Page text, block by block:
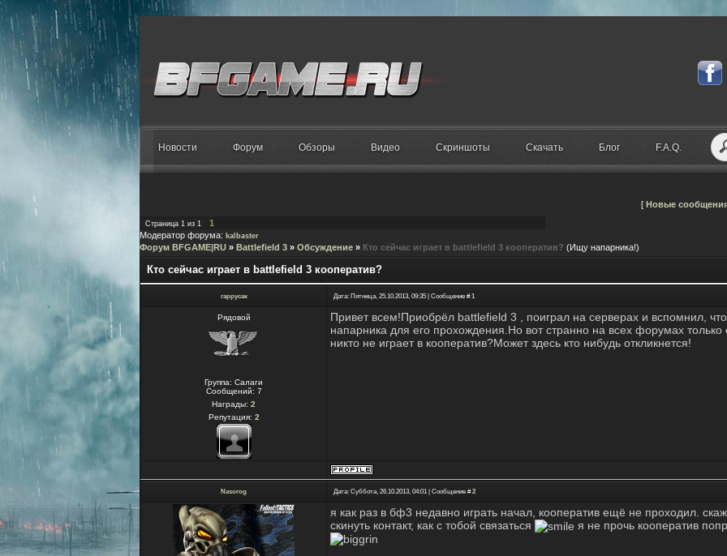
Новости Форум Обзоры Видео Скриншоты Скачать Блог F.A.Q.
[ Новые
Страница 1 из 1
1
Модератор форума: kalbaster
Форум BFGAME|RU » Battlefield 3 » Обсуждение » Кто сейчас играет в battlefield 3 кооператив? (Ищу напарника!)
Кто сейчас играет в battlefield 3 кооператив?
гаррусак Дата: Пятница, 25.10.2013, 09:35 | Сообщение #1
Рядовой
Группа: Салаги
Сообщений: 7
Награды: 2
Репутация: 2
Привет всем!Приобрёл battlefield 3 , поиграл на серверах и вспомнил,
напарника для его прохождения.Но вот странно на всех форумах
никто не играет в кооператив?Может здесь кто нибудь откликнется!
Nasorog Дата: Суббота, 26.10.2013, 04:01 | Сообщение #2
я как раз в бф3 недавно играть начал, кооператив ещё не проходил.
скинуть контакт, как с тобой связаться
я не прочь кооператив